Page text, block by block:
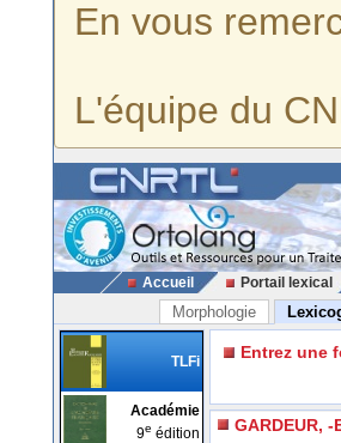
En vous
L'équipe du
Accueil Portail lexical
Morphologie
TLFi
Académie
9e édition
Entrez une
GARDEUR, -